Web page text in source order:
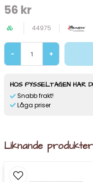
56 kr
44975
- +
HOS PYSSELTAGEN HAR
Snabb frakt!
Låga priser
Liknande produkter